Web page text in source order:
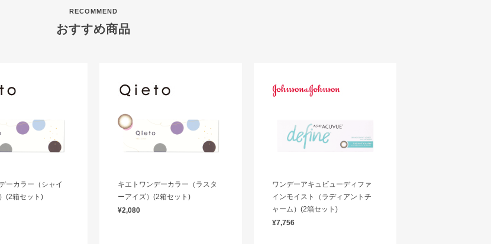
RECOMMEND
おすすめ商品
ーカラー（シャイ
(2箱セット)
キエトワンデーカラー（ラスタ
ーアイズ）(2箱セット)
¥2,080
ワンデーアキュビューディファ
インモイスト（ラディアントチ
ャーム）(2箱セット)
¥7,756